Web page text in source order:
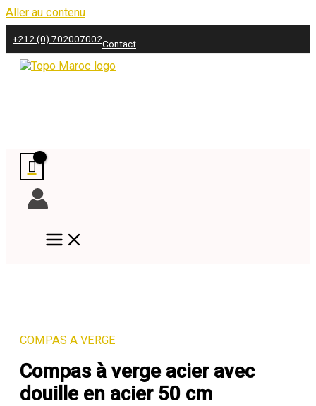
Aller au contenu
+212 (0) 702007002Contact
COMPAS A VERGE
Compas à verge acier avec
douille en acier 50 cm